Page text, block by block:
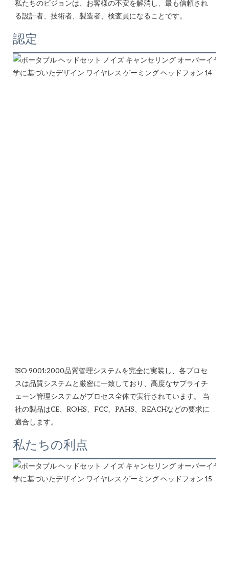
私たちのビジョンは、お客様の不安を解消し、最も信頼され
認定
ISO 9001:2000品質管理システムを完全に実装し、各プロセ
スは品質システムと厳密に一致しており、高度なサプライチ
ェーン管理システムがプロセス全体で実行されています。 当
社の製品はCE、ROHS、FCC、PAHS、REACHなどの要求に
私たちの利点